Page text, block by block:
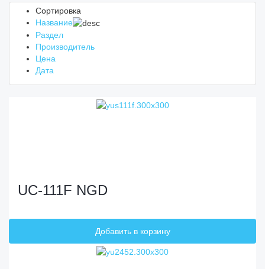
Сортировка
Название
Раздел
Производитель
Цена
Дата
UC-111F NGD